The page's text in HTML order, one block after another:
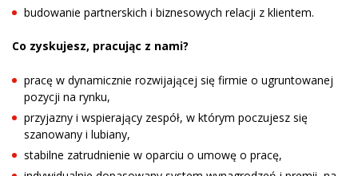
budowanie partnerskich i biznesowych relacji z klientem.
Co zyskujesz, pracując z nami?
pracę w dynamicznie rozwijającej się firmie o ugruntowanej
pozycji na rynku,
przyjazny i wspierający zespół, w którym poczujesz się
szanowany i lubiany,
stabilne zatrudnienie w oparciu o umowę o pracę,